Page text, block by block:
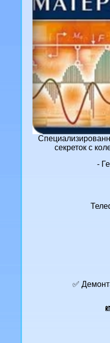
секреток с
-
✅